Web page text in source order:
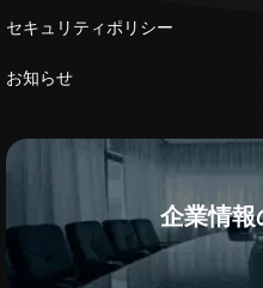
セキュリティポリシー
お知らせ
企業情報